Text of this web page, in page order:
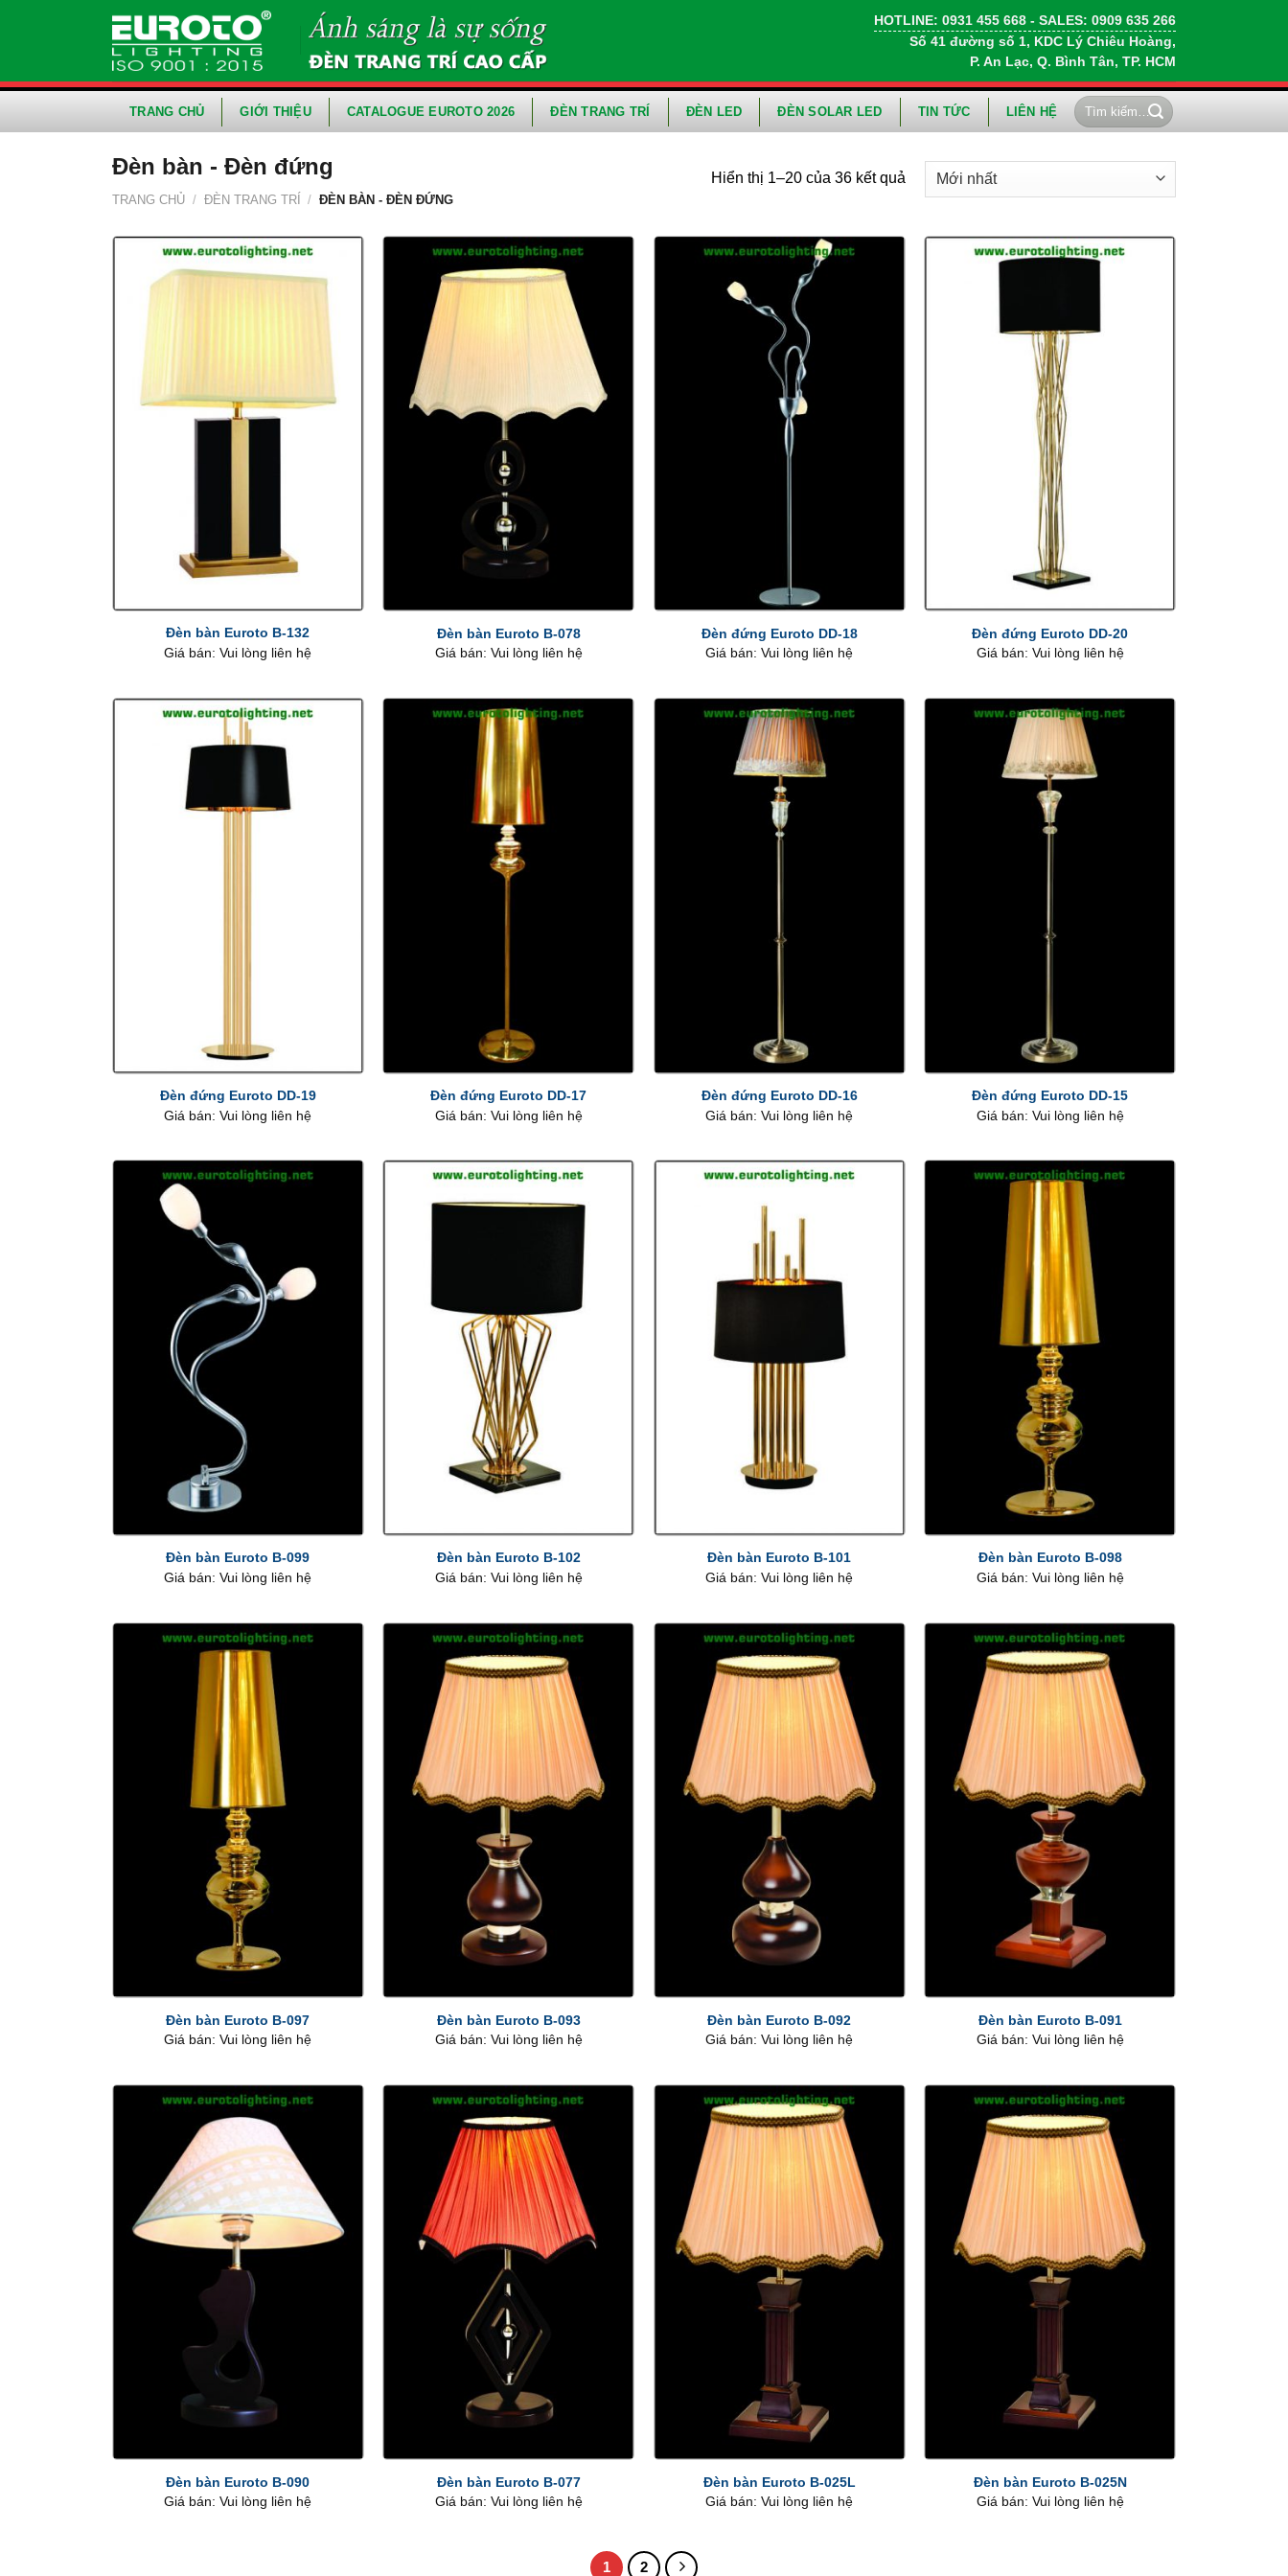
HOTLINE: 0931 455 668 - SALES: 0909 635 266
Số 41 đường số 1, KDC Lý Chiêu Hoàng,
P. An Lạc, Q. Bình Tân, TP. HCM
TRANG CHỦ GIỚI THIỆU CATALOGUE EUROTO 2026 ĐÈN TRANG TRÍ ĐÈN LED ĐÈN SOLAR LED TIN TỨC LIÊN HỆ
Tìm
kiếm:
Đèn bàn - Đèn đứng
TRANG CHỦ / ĐÈN TRANG TRÍ / ĐÈN BÀN - ĐÈN ĐỨNG
Hiển thị 1–20 của 36 kết quả
Đèn bàn Euroto B-132
Giá bán: Vui lòng liên hệ
Đèn bàn Euroto B-078
Giá bán: Vui lòng liên hệ
Đèn đứng Euroto DD-18
Giá bán: Vui lòng liên hệ
Đèn đứng Euroto DD-20
Giá bán: Vui lòng liên hệ
Đèn đứng Euroto DD-19
Giá bán: Vui lòng liên hệ
Đèn đứng Euroto DD-17
Giá bán: Vui lòng liên hệ
Đèn đứng Euroto DD-16
Giá bán: Vui lòng liên hệ
Đèn đứng Euroto DD-15
Giá bán: Vui lòng liên hệ
Đèn bàn Euroto B-099
Giá bán: Vui lòng liên hệ
Đèn bàn Euroto B-102
Giá bán: Vui lòng liên hệ
Đèn bàn Euroto B-101
Giá bán: Vui lòng liên hệ
Đèn bàn Euroto B-098
Giá bán: Vui lòng liên hệ
Đèn bàn Euroto B-097
Giá bán: Vui lòng liên hệ
Đèn bàn Euroto B-093
Giá bán: Vui lòng liên hệ
Đèn bàn Euroto B-092
Giá bán: Vui lòng liên hệ
Đèn bàn Euroto B-091
Giá bán: Vui lòng liên hệ
Đèn bàn Euroto B-090
Giá bán: Vui lòng liên hệ
Đèn bàn Euroto B-077
Giá bán: Vui lòng liên hệ
Đèn bàn Euroto B-025L
Giá bán: Vui lòng liên hệ
Đèn bàn Euroto B-025N
Giá bán: Vui lòng liên hệ
1 2